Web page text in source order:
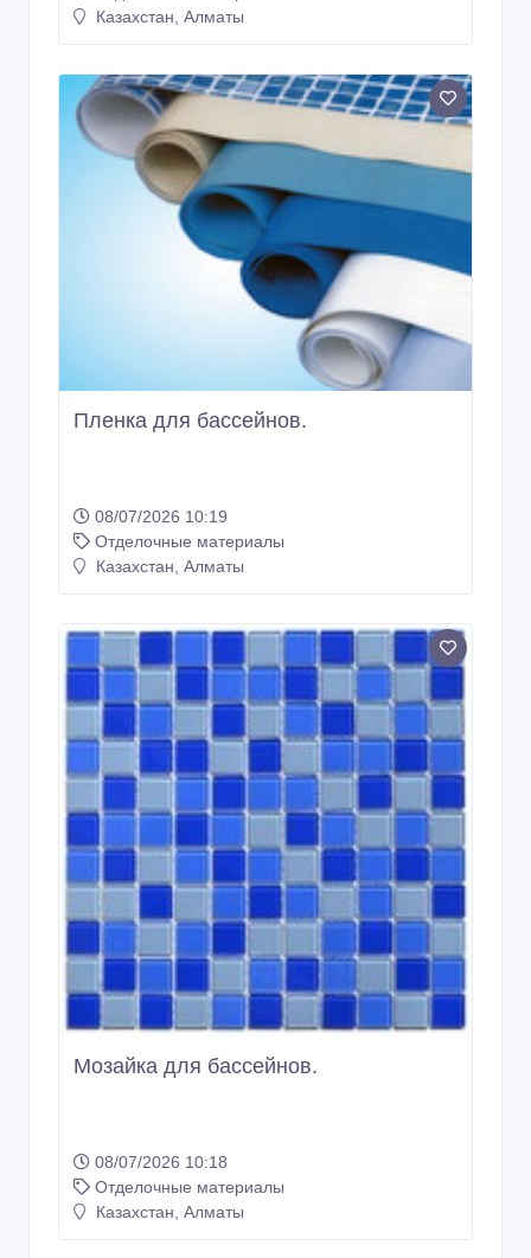
Казахстан, Алматы
Пленка для бассейнов.
08/07/2026 10:19
Отделочные материалы
Казахстан, Алматы
Мозайка для бассейнов.
08/07/2026 10:18
Отделочные материалы
Казахстан, Алматы